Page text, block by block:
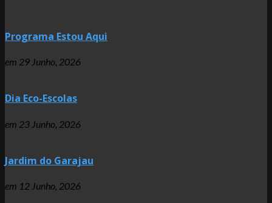
Programa Estou Aqui
em 29 Junho, 2026
Dia Eco-Escolas
em 23 Junho, 2026
Jardim do Garajau
em 12 Junho, 2026